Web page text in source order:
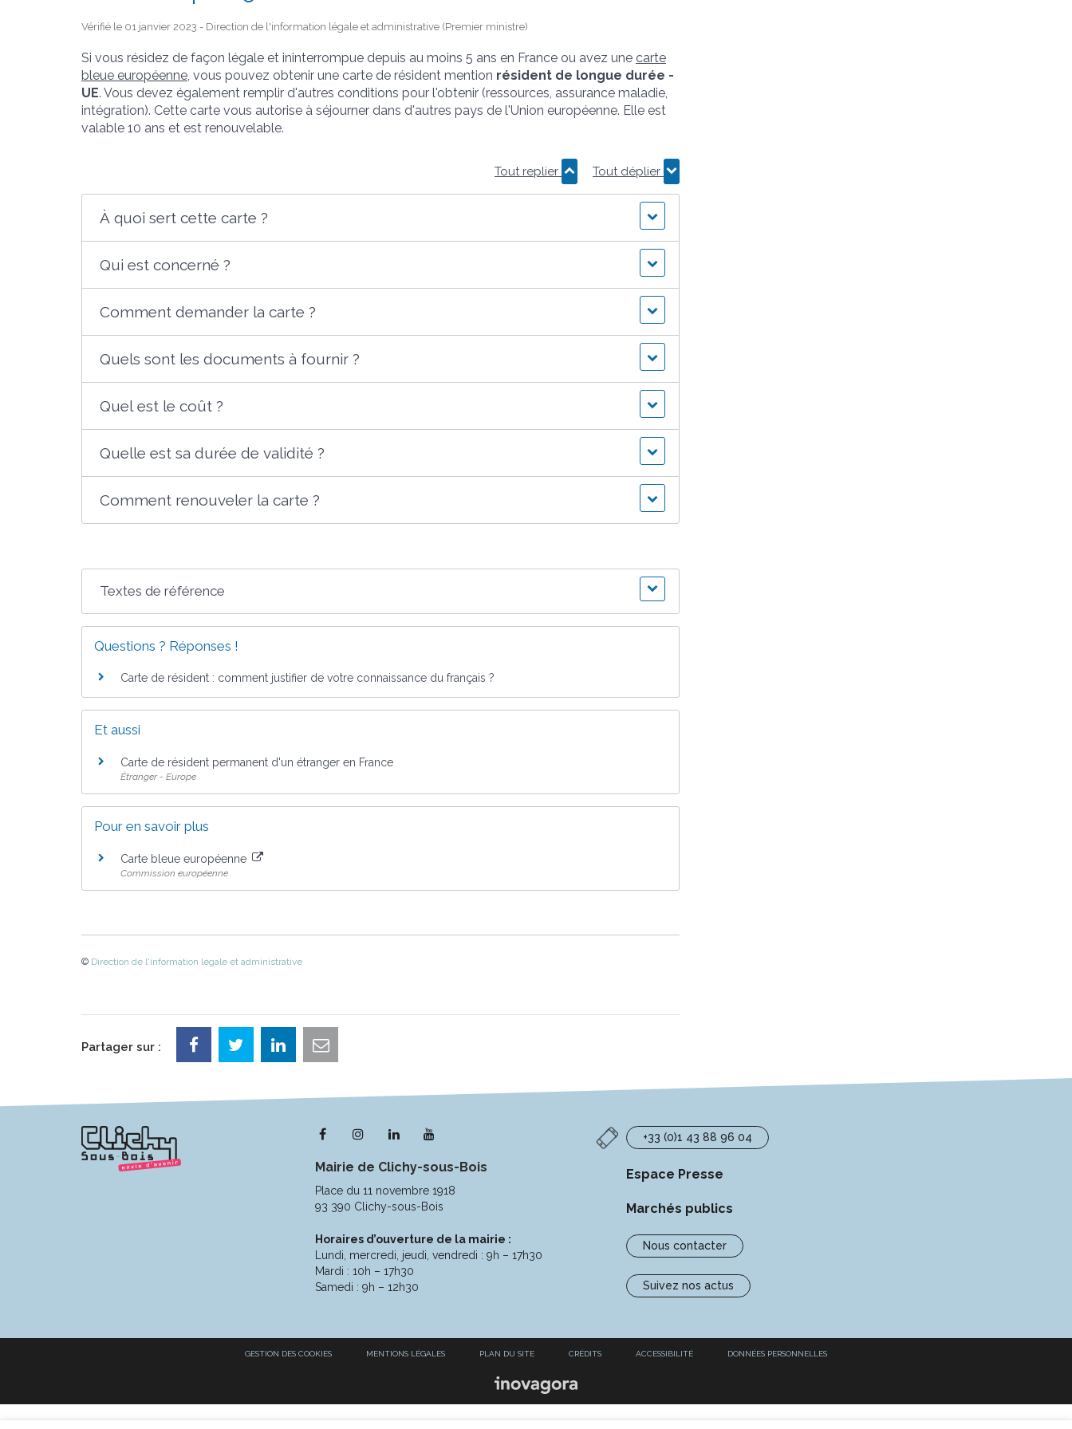
Vérifié le 01 janvier 2023 - Direction de l'information légale et administrative (Premier ministre)
Si vous résidez de façon légale et ininterrompue depuis au moins 5 ans en France ou avez une carte
bleue européenne, vous pouvez obtenir une carte de résident mention résident de longue durée -
UE. Vous devez également remplir d'autres conditions pour l'obtenir (ressources, assurance maladie,
intégration). Cette carte vous autorise à séjourner dans d'autres pays de l'Union européenne. Elle est
valable 10 ans et est renouvelable.
Tout replier Tout déplier
À quoi sert cette carte ?
Qui est concerné ?
Comment demander la carte ?
Quels sont les documents à fournir ?
Quel est le coût ?
Quelle est sa durée de validité ?
Comment renouveler la carte ?
Textes de référence
Questions ? Réponses !
Carte de résident : comment justifier de votre connaissance du français ?
Et aussi
Carte de résident permanent d'un étranger en France
Étranger - Europe
Pour en savoir plus
Carte bleue européenne
Commission européenne
© Direction de l'information légale et administrative
Partager sur :
Lien
le
compte
Facebook
Lien
le
compte
Instagram
Lien
le
compte
Linkedin
la
chaîne
Youtube
Mairie de Clichy-sous-Bois
Place du 11 novembre 1918
93 390 Clichy-sous-Bois
Horaires d’ouverture de la mairie :
Lundi, mercredi, jeudi, vendredi : 9h – 17h30
Mardi : 10h – 17h30
Samedi : 9h – 12h30
+33 (0)1 43 88 96 04
Espace Presse
Marchés publics
Nous contacter
Suivez nos actus
GESTION DES COOKIES MENTIONS LÉGALES PLAN DU SITE CRÉDITS ACCESSIBILITÉ DONNÉES PERSONNELLES